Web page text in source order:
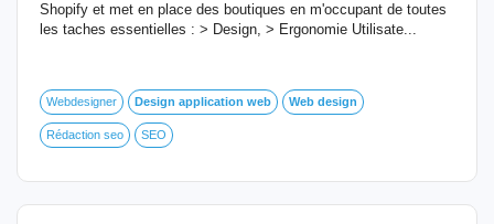
Shopify et met en place des boutiques en m'occupant de toutes
les taches essentielles : > Design, > Ergonomie Utilisate...
Webdesigner Design application web Web design
Rédaction seo SEO